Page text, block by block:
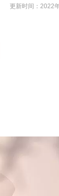
更新时间：2022